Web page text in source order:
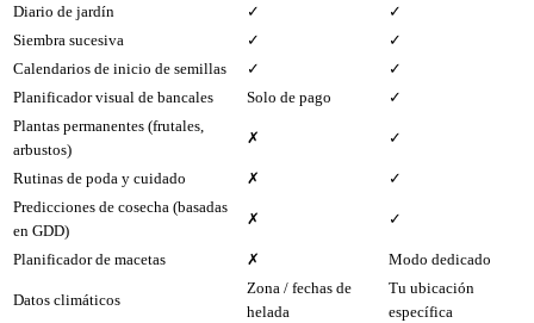
Diario de jardín
✓
✓
Siembra sucesiva
✓
✓
Calendarios de inicio de semillas
✓
✓
Planificador visual de bancales
Solo de pago
✓
Plantas permanentes (frutales,
arbustos)
✗ ✓
Rutinas de poda y cuidado ✗
✓
Predicciones de cosecha (basadas
en GDD)
✗ ✓
Planificador de macetas ✗ Modo dedicado
Datos climáticos
Zona / fechas de
helada
Tu ubicación
específica